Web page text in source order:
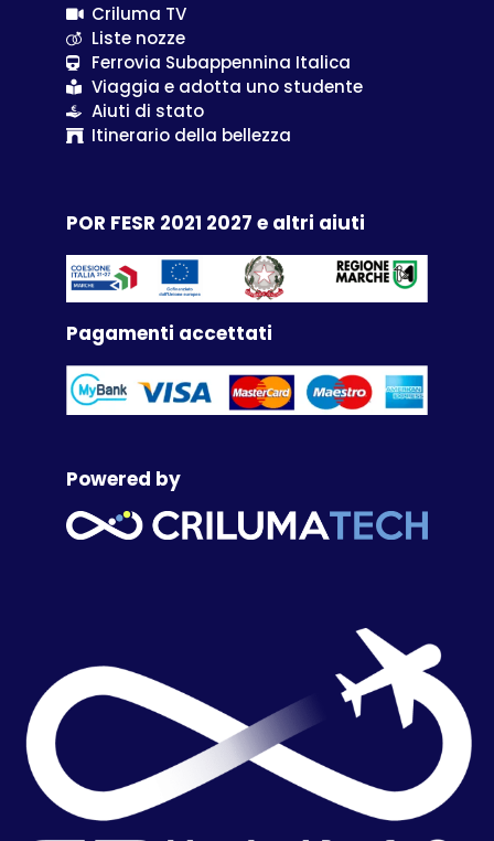
Criluma TV
Liste nozze
Ferrovia Subappennina Italica
Viaggia e adotta uno studente
Aiuti di stato
Itinerario della bellezza
POR FESR 2021 2027 e altri aiuti
Pagamenti accettati
Powered by